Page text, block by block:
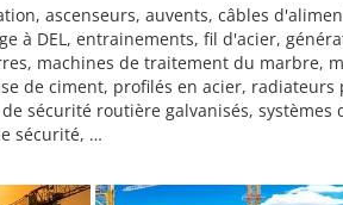
ascenseurs, auvents, câbles
à DEL, entrainements, fil d'acier,
machines de traitement du marbre,
de ciment, profilés en acier,
sécurité routière galvanisés,
sécurité, …